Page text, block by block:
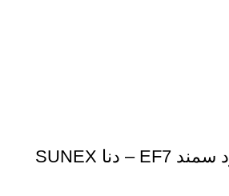
میل سوپاپ دود سمند EF7 – دنا SUNEX